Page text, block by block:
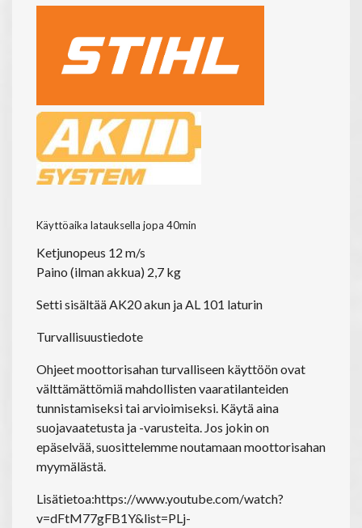
Käyttöaika latauksella jopa 40min
Ketjunopeus 12 m/s
Paino (ilman akkua) 2,7 kg
Setti sisältää AK20 akun ja AL 101 laturin
Turvallisuustiedote
Ohjeet moottorisahan turvalliseen käyttöön ovat
välttämättömiä mahdollisten vaaratilanteiden
tunnistamiseksi tai arvioimiseksi. Käytä aina
suojavaatetusta ja -varusteita. Jos jokin on
epäselvää, suosittelemme noutamaan moottorisahan
myymälästä.
Lisätietoa:https://www.youtube.com/watch?
v=dFtM77gFB1Y&list=PLj-